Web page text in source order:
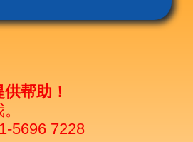
帮助！
5696 7228